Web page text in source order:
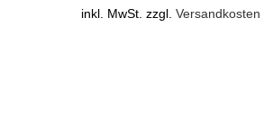
inkl. MwSt. zzgl. Versandkosten